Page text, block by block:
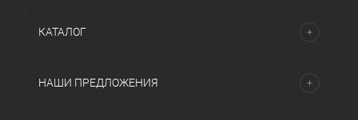
КАТАЛОГ
НАШИ ПРЕДЛОЖЕНИЯ